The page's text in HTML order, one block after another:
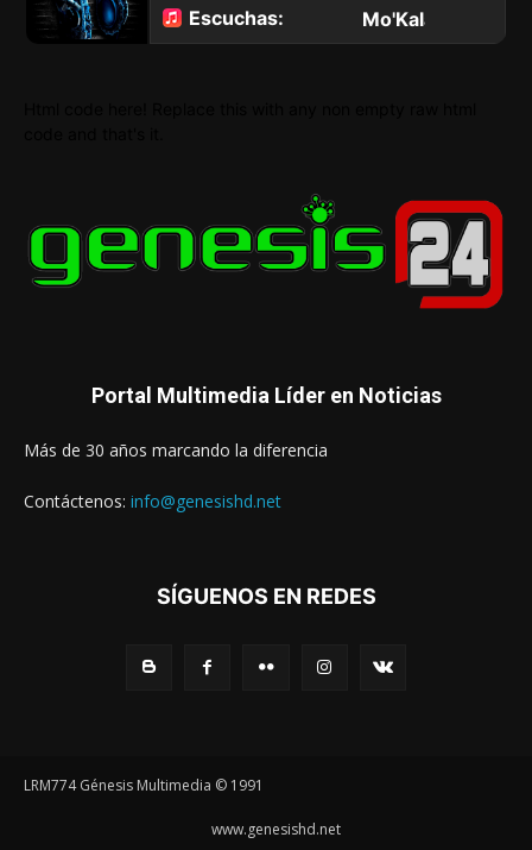
Portal Multimedia Líder en Noticias
Más de 30 años marcando la diferencia
Contáctenos: info@genesishd.net
SÍGUENOS EN REDES
LRM774 Génesis Multimedia © 1991
www.genesishd.net